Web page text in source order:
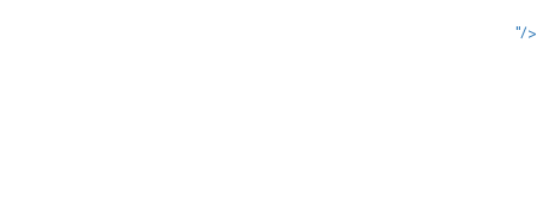
"/>